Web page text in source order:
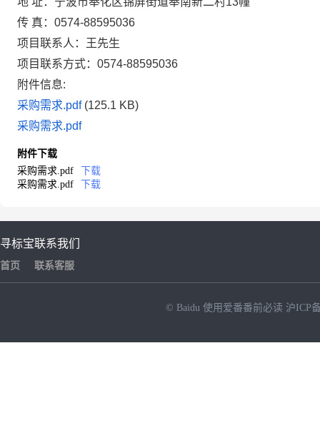
传 真：0574-88595036
项目联系人：王先生
项目联系方式：0574-88595036
附件信息:
采购需求.pdf (125.1 KB)
采购需求.pdf
附件下载
采购需求.pdf
下载
采购需求.pdf
下载
寻标宝
首页
联系我们
联系客服
© Baidu 使用爱番番前必读 沪ICP